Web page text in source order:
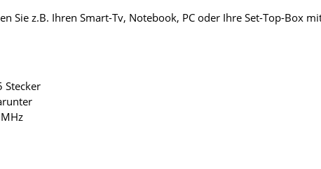
Sie z.B. Ihren Smart-Tv, Notebook, PC oder Ihre Set-Top-Box
Stecker